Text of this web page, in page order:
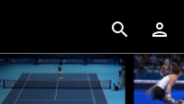
search person